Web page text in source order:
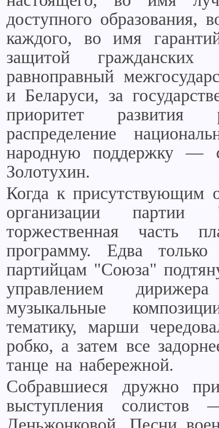
доступного образования,
каждого, во имя
защитой
равноправный
и Беларуси, за
приоритет развития
распределение
народную поддержку —
Золотухин.
Когда к присутствующим
организации
торжественная часть
программу. Едва
партийцам "Союза"
управлением
музыкальные
тематику, марши
робко, а затем все
танце на набережной.
Собравшиеся дружно
выступления